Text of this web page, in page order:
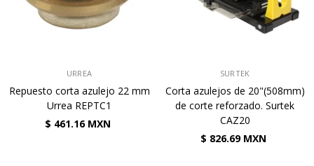
URREA
Repuesto corta azulejo 22 mm
Urrea REPTC1
$ 461.16 MXN
SURTEK
Corta azulejos de 20"(508mm)
de corte reforzado. Surtek
CAZ20
$ 826.69 MXN